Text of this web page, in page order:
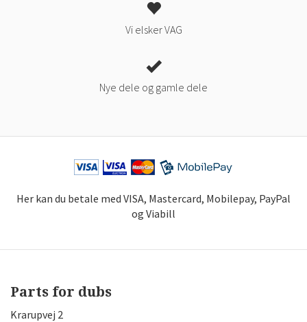
Vi elsker VAG
Nye dele og gamle dele
Her kan du betale med VISA, Mastercard, Mobilepay, PayPal
og Viabill
Parts for dubs
Krarupvej 2